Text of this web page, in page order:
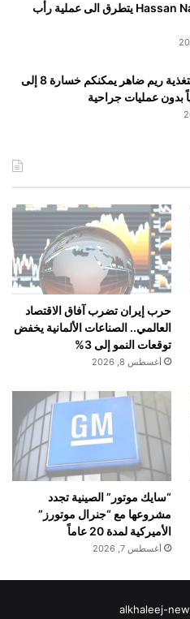
Hassan Nassreddine يتطرق الى عملية رأب
مع أخصائية التغذية ريم ضاهر يمكنكم خسارة 8 إلى
حرب إيران تضرب آفاق الاقتصاد
العالمي.. الصناعات الألمانية يخفض
توقعات النمو إلى 3%
أغسطس 8, 2026
“سايك موتور” الصينية تجدد
مشروعها مع “جنرال موتورز”
الأميركية لمدة 20 عاماً
أغسطس 7, 2026
alkhaleej-